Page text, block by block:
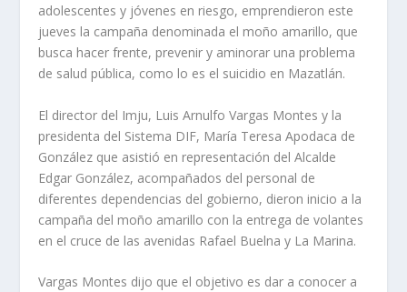
adolescentes y jóvenes en riesgo, emprendieron este
jueves la campaña denominada el moño amarillo, que
busca hacer frente, prevenir y aminorar una problema
de salud pública, como lo es el suicidio en Mazatlán.
El director del Imju, Luis Arnulfo Vargas Montes y la
presidenta del Sistema DIF, María Teresa Apodaca de
González que asistió en representación del Alcalde
Edgar González, acompañados del personal de
diferentes dependencias del gobierno, dieron inicio a la
campaña del moño amarillo con la entrega de volantes
en el cruce de las avenidas Rafael Buelna y La Marina.
Vargas Montes dijo que el objetivo es dar a conocer a